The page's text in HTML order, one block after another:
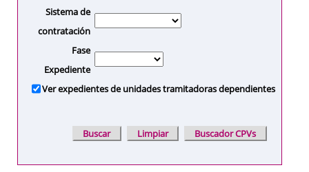
Sistema de
contratación
Fase
Expediente
Ver expedientes de unidades tramitadoras dependientes